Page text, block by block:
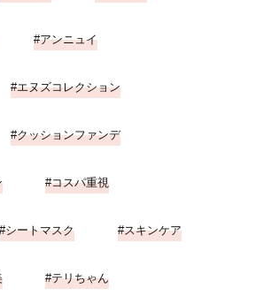
アンニュイ
エヌズコレクション
クッションファンデ
コスパ重視
シートマスク スキンケア
テリちゃん